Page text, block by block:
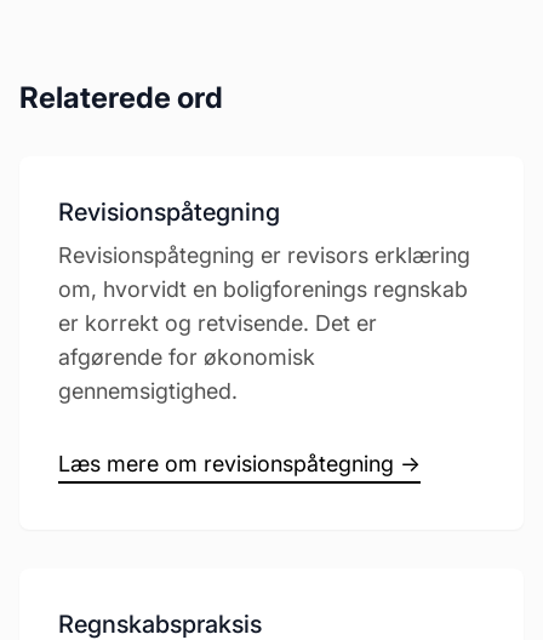
Relaterede ord
Revisionspåtegning
Revisionspåtegning er revisors erklæring
om, hvorvidt en boligforenings regnskab
er korrekt og retvisende. Det er
afgørende for økonomisk
gennemsigtighed.
Læs mere om revisionspåtegning →
Regnskabspraksis